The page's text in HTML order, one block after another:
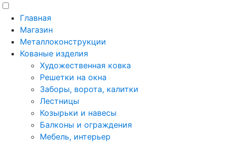
Главная
Магазин
Металлоконструкции
Кованые изделия
Художественная ковка
Решетки на окна
Заборы, ворота, калитки
Лестницы
Козырьки и навесы
Балконы и ограждения
Мебель, интерьер